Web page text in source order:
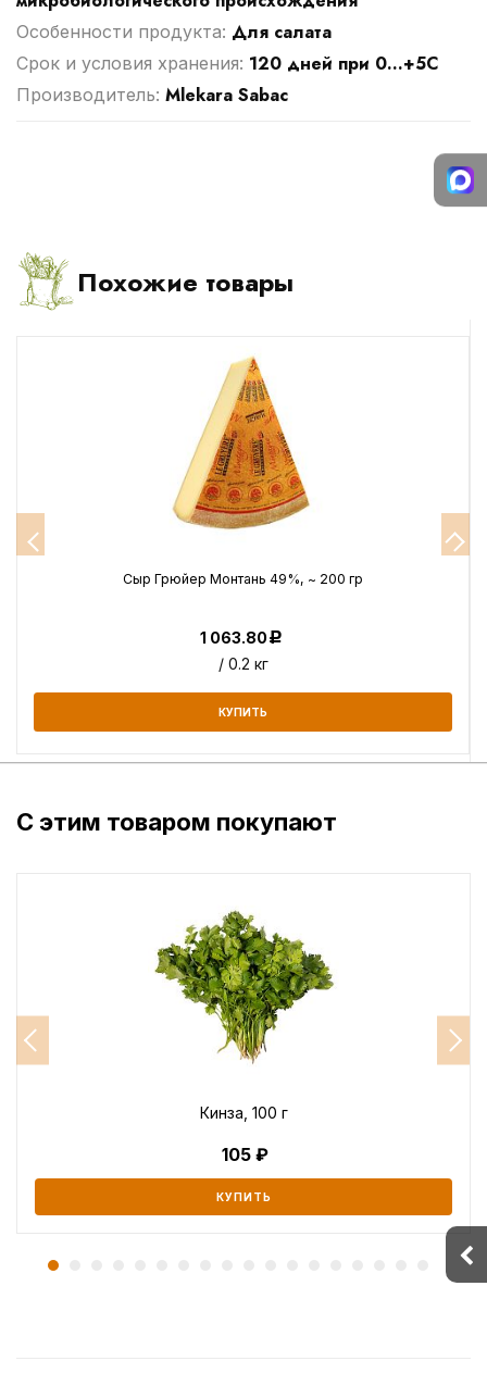
Особенности продукта: Для салата
Срок и условия хранения: 120 дней при 0...+5С
Производитель: Mlekara Sabac
Похожие товары
Сыр Грюйер Монтань 49%, ~ 200 гр
1 063.80Р
/ 0.2 кг
КУПИТЬ
С этим товаром покупают
Кинза, 100 г
105
КУПИТЬ